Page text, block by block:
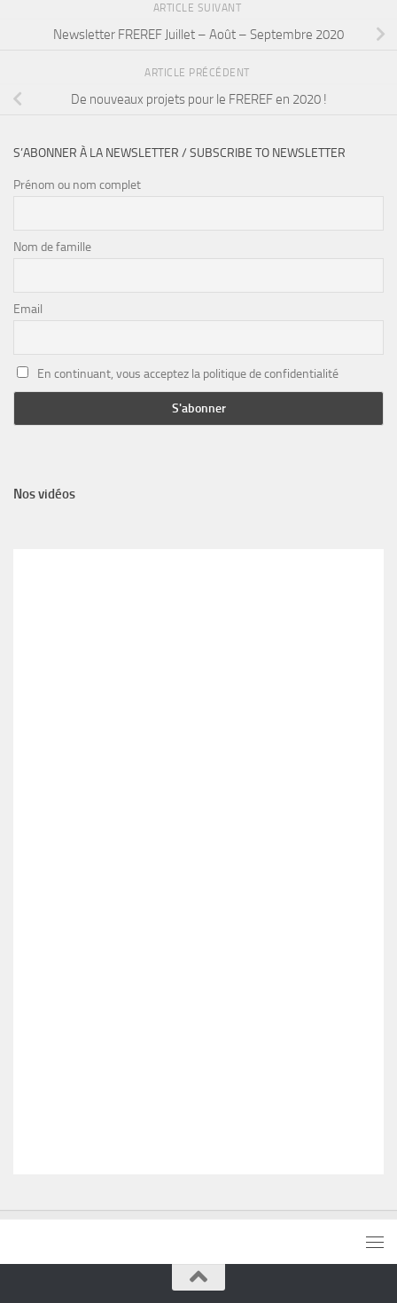
ARTICLE SUIVANT
Newsletter FREREF Juillet – Août – Septembre 2020
ARTICLE PRÉCÉDENT
De nouveaux projets pour le FREREF en 2020 !
S’ABONNER À LA NEWSLETTER / SUBSCRIBE TO NEWSLETTER
Prénom ou nom complet
Nom de famille
Email
En continuant, vous acceptez la politique de confidentialité
Nos vidéos